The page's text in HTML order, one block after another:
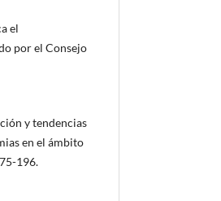
el
por el Consejo
y tendencias
en el ámbito
196.